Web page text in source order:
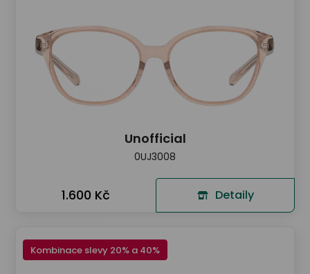
Unofficial
0UJ3008
1.600 Kč Detaily
Kombinace slevy 20% a 40%